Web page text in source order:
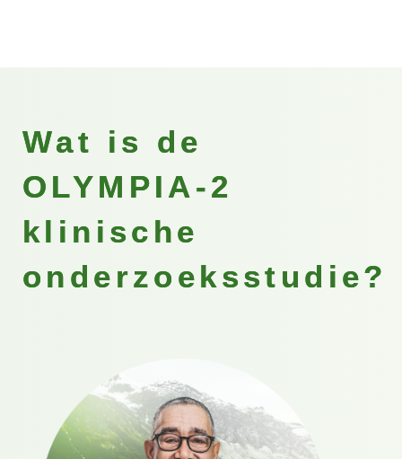
Wat is de
OLYMPIA-2
klinische
onderzoeksstudie?